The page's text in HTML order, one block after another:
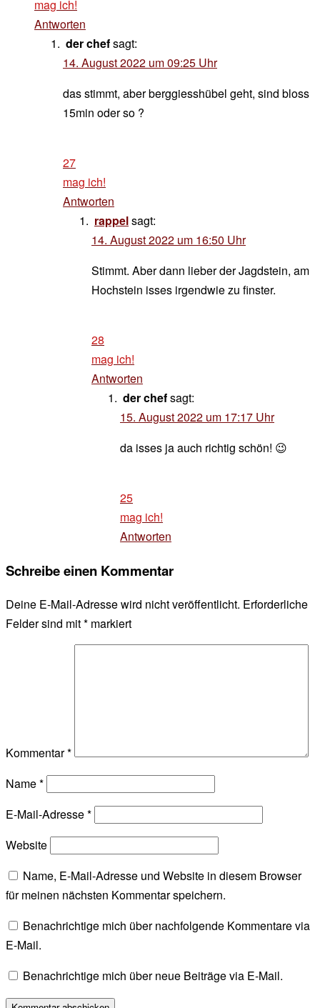
mag ich!
Antworten
der chefsagt:
14. August 2022 um 09:25 Uhr
das stimmt, aber berggiesshübel geht, sind bloss
15min oder so ?
27
mag ich!
Antworten
rappelsagt:
14. August 2022 um 16:50 Uhr
Stimmt. Aber dann lieber der Jagdstein, am
Hochstein isses irgendwie zu finster.
28
mag ich!
Antworten
der chefsagt:
15. August 2022 um 17:17 Uhr
da isses ja auch richtig schön! 😉
25
mag ich!
Antworten
Schreibe einen Kommentar
Deine E-Mail-Adresse wird nicht veröffentlicht. Erforderliche
Felder sind mit* markiert
Kommentar*
Name*
E-Mail-Adresse*
Website
Name, E-Mail-Adresse und Website in diesem Browser
für meinen nächsten Kommentar speichern.
Benachrichtige mich über nachfolgende Kommentare via
E-Mail.
Benachrichtige mich über neue Beiträge via E-Mail.